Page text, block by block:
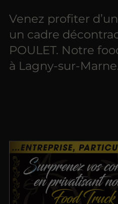
Venez profiter
un cadre
POULET. Notre
à Lagny-sur-